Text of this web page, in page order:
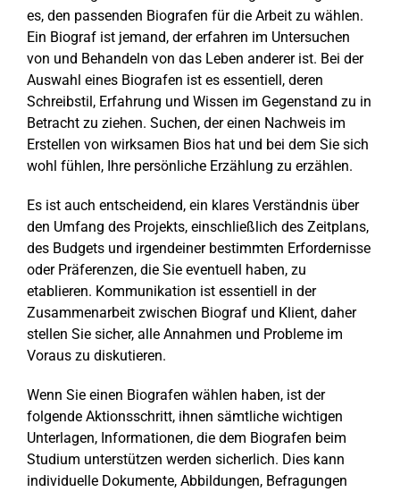
es, den passenden Biografen für die Arbeit zu wählen.
Ein Biograf ist jemand, der erfahren im Untersuchen
von und Behandeln von das Leben anderer ist. Bei der
Auswahl eines Biografen ist es essentiell, deren
Schreibstil, Erfahrung und Wissen im Gegenstand zu in
Betracht zu ziehen. Suchen, der einen Nachweis im
Erstellen von wirksamen Bios hat und bei dem Sie sich
wohl fühlen, Ihre persönliche Erzählung zu erzählen.
Es ist auch entscheidend, ein klares Verständnis über
den Umfang des Projekts, einschließlich des Zeitplans,
des Budgets und irgendeiner bestimmten Erfordernisse
oder Präferenzen, die Sie eventuell haben, zu
etablieren. Kommunikation ist essentiell in der
Zusammenarbeit zwischen Biograf und Klient, daher
stellen Sie sicher, alle Annahmen und Probleme im
Voraus zu diskutieren.
Wenn Sie einen Biografen wählen haben, ist der
folgende Aktionsschritt, ihnen sämtliche wichtigen
Unterlagen, Informationen, die dem Biografen beim
Studium unterstützen werden sicherlich. Dies kann
individuelle Dokumente, Abbildungen, Befragungen